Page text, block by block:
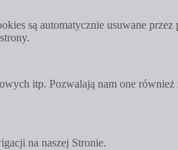
są automatycznie usuwane przez
itp. Pozwalają nam one również
na naszej Stronie.